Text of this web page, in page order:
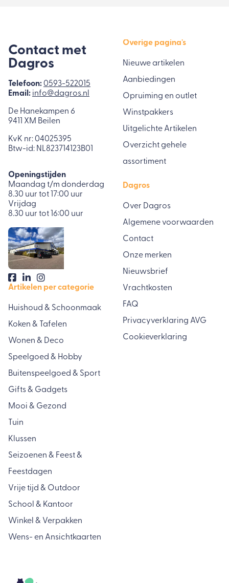
Contact met
Dagros
Telefoon:0593-522015
Email: info@dagros.nl
De Hanekampen 6
9411 XM Beilen
KvK nr: 04025395
Btw-id: NL823714123B01
Openingstijden
Maandag t/m donderdag
8.30 uur tot 17:00 uur
Vrijdag
8.30 uur tot 16:00 uur
Artikelen per categorie
Huishoud & Schoonmaak
Koken & Tafelen
Wonen & Deco
Speelgoed & Hobby
Buitenspeelgoed & Sport
Gifts & Gadgets
Mooi & Gezond
Tuin
Klussen
Seizoenen & Feest &
Feestdagen
Vrije tijd & Outdoor
School & Kantoor
Winkel & Verpakken
Wens- en Ansichtkaarten
Overige pagina's
Nieuwe artikelen
Aanbiedingen
Opruiming en outlet
Winstpakkers
Uitgelichte Artikelen
Overzicht gehele
assortiment
Dagros
Over Dagros
Algemene voorwaarden
Contact
Onze merken
Nieuwsbrief
Vrachtkosten
FAQ
Privacyverklaring AVG
Cookieverklaring